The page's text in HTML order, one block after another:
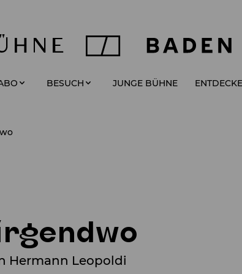
BESUCH JUNGE BÜHNE
Hermann Leopoldi